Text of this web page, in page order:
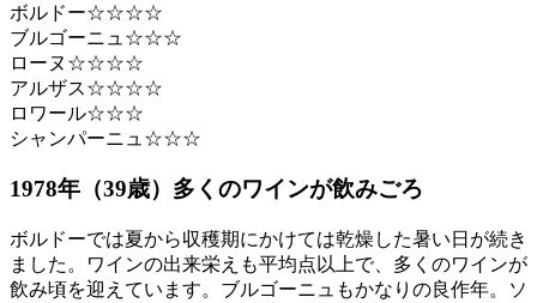
ボルドー☆☆☆☆
ブルゴーニュ☆☆☆
ローヌ☆☆☆☆
アルザス☆☆☆☆
ロワール☆☆☆
シャンパーニュ☆☆☆
1978年（39歳）多くのワインが飲みごろ
ボルドーでは夏から収穫期にかけては乾燥した暑い日が続き
ました。ワインの出来栄えも平均点以上で、多くのワインが
飲み頃を迎えています。ブルゴーニュもかなりの良作年。ソ